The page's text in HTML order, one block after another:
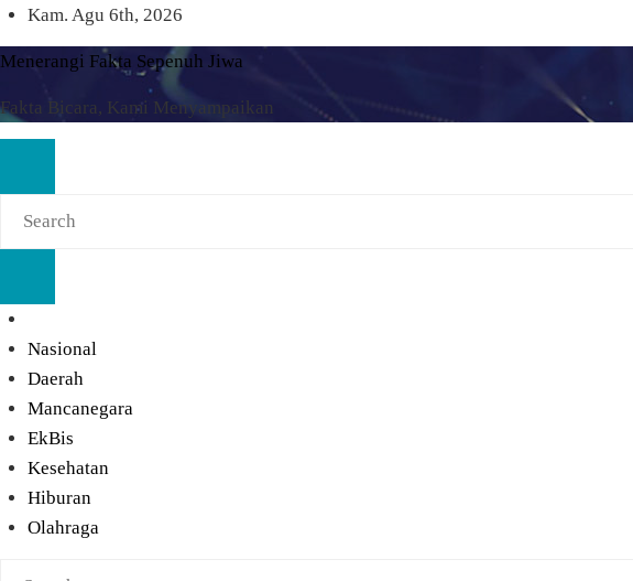
Skip
to
content
Kam. Agu 6th, 2026
Menerangi Fakta Sepenuh Jiwa
Fakta Bicara, Kami Menyampaikan
Nasional
Daerah
Mancanegara
EkBis
Kesehatan
Hiburan
Olahraga